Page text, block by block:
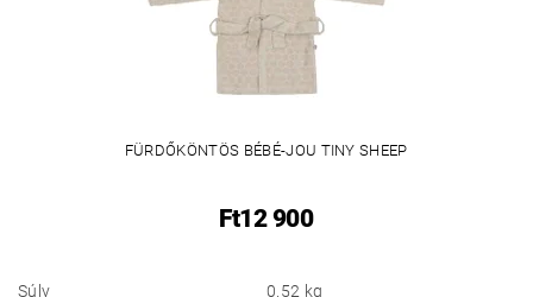
FÜRDŐKÖNTÖS BÉBÉ-JOU TINY SHEEP
Ft12 900
Súly 0.52 kg